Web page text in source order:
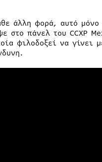
άλλη φορά, αυτό μόνο
πάνελ του CCXP
φιλοδοξεί να γίνει